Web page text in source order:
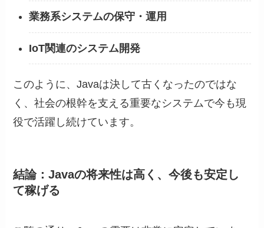
業務系システムの保守・運用
IoT関連のシステム開発
このように、Javaは決して古くなったのではな
く、社会の根幹を支える重要なシステムで今も現
役で活躍し続けています。
結論：Javaの将来性は高く、今後も安定し
て稼げる